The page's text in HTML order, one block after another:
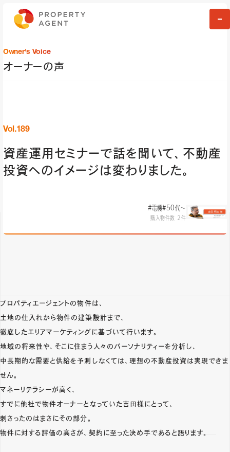
Owner's Voice
オーナーの声
Vol.189
資産運用セミナーで話を聞いて、不動産
投資へのイメージは変わりました。
#電機#50代〜
購入物件数 2件
プロパティエージェントの物件は、
土地の仕入れから物件の建築設計まで、
徹底したエリアマーケティングに基づいて行います。
地域の将来性や、そこに住まう人々のパーソナリティーを分析し、
中長期的な需要と供給を予測しなくては、理想の不動産投資は実現できま
せん。
マネーリテラシーが高く、
すでに他社で物件オーナーとなっていた吉田様にとって、
刺さったのはまさにその部分。
物件に対する評価の高さが、契約に至った決め手であると語ります。